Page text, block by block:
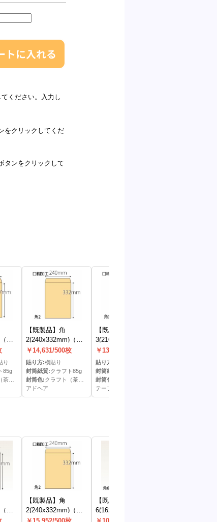
ください。入力し
をクリックしてくだ
タンをクリックして
な
り
85g
色
【既製品】角
2(240x332mm)（ア
ドヘア）
￥14,631/500枚
貼り方:横貼り
封筒紙質:クラフト85g
封筒色:クラフト（茶）色
アドヘア
【既製品】角
3(216x277mm)（テ
ープ10mm）(C貼)
￥13,971/500枚
貼り方:
封筒紙質:
封筒色:
テープ10mm
ホ
）
【既製品】角
2(240x332mm)（ア
ドヘア）(C貼)
【既製品】角
6(162x229mm)（な
し）(C貼)